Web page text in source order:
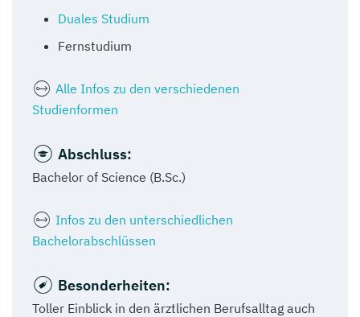
Duales Studium
Fernstudium
Alle Infos zu den verschiedenen
Studienformen
Abschluss:
Bachelor of Science (B.Sc.)
Infos zu den unterschiedlichen
Bachelorabschlüssen
Besonderheiten:
Toller Einblick in den ärztlichen Berufsalltag auch